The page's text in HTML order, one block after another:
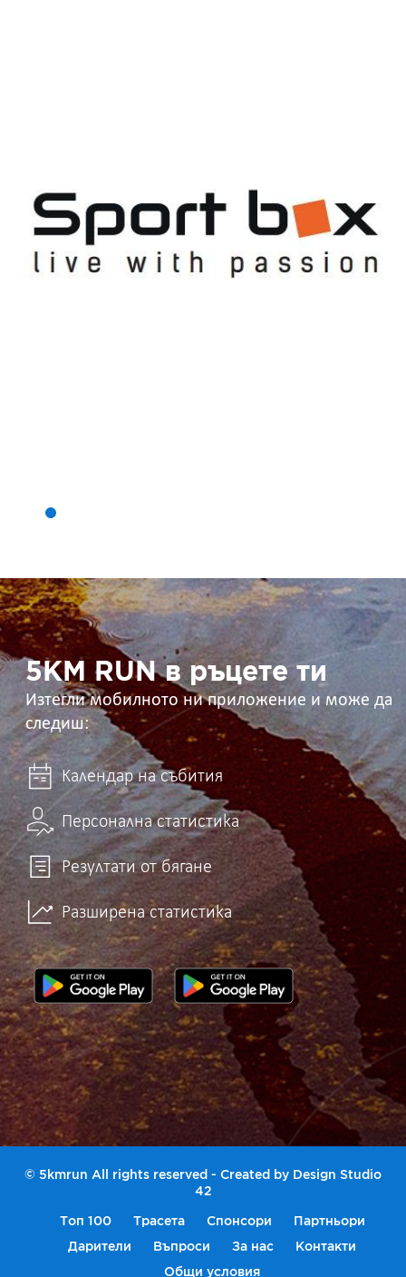
5KM
RUN
в
ръцете
ти 5KM RUN в ръцете ти
Изтегли мобилното ни приложение и може да
следиш:
Календар на събития
Персонална статистика
Резултати от бягане
Разширена статистика
© 5kmrun All rights reserved - Created by Design Studio
42
Топ 100 Трасета Спонсори
Партньори
Дарители
Въпроси За нас
Контакти
Общи условия